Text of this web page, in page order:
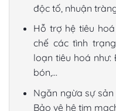
độc tố, nhuận
Hỗ trợ hệ tiêu
chế các tình
loạn tiêu hoá như:
bón,…
Ngăn ngừa sự
Bảo vệ hệ tim